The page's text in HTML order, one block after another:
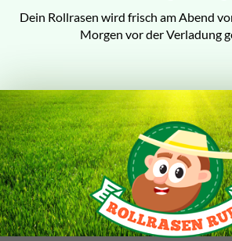
Dein Rollrasen wird frisch am Abend
Morgen vor der Verladung